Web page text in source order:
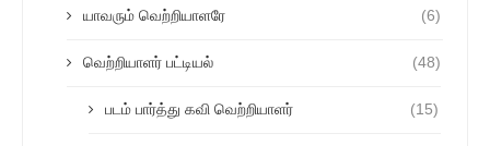
யாவரும் வெற்றியாளரே (6)
வெற்றியாளர் பட்டியல் (48)
படம் பார்த்து கவி வெற்றியாளர் (15)